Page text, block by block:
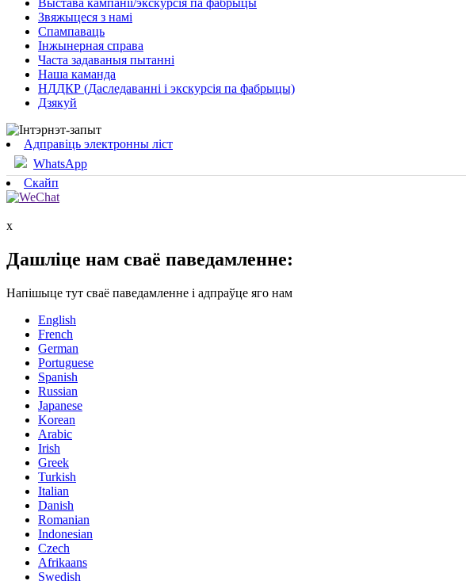
Звяжыцеся з намі
Спампаваць
Інжынерная справа
Часта задаваныя пытанні
Наша каманда
НДДКР (Даследаванні і экскурсія па фабрыцы)
Дзякуй
Адправіць электронны ліст
WhatsApp
Скайп
x
Дашліце нам сваё паведамленне:
Напішыце тут сваё паведамленне і адпраўце яго нам
English
French
German
Portuguese
Spanish
Russian
Japanese
Korean
Arabic
Irish
Greek
Turkish
Italian
Danish
Romanian
Indonesian
Czech
Afrikaans
Swedish